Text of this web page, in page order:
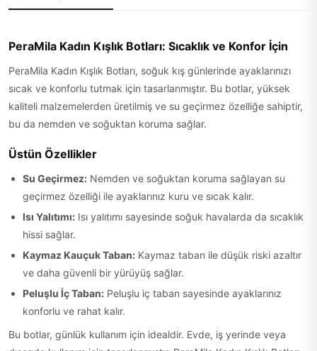
PeraMila Kadın Kışlık Botları: Sıcaklık ve Konfor İçin
PeraMila Kadın Kışlık Botları, soğuk kış günlerinde ayaklarınızı
sıcak ve konforlu tutmak için tasarlanmıştır. Bu botlar, yüksek
kaliteli malzemelerden üretilmiş ve su geçirmez özelliğe sahiptir,
bu da nemden ve soğuktan koruma sağlar.
Üstün Özellikler
Su Geçirmez: Nemden ve soğuktan koruma sağlayan su
geçirmez özelliği ile ayaklarınız kuru ve sıcak kalır.
Isı Yalıtımı: Isı yalıtımı sayesinde soğuk havalarda da sıcaklık
hissi sağlar.
Kaymaz Kauçuk Taban: Kaymaz taban ile düşük riski azaltır
ve daha güvenli bir yürüyüş sağlar.
Peluşlu İç Taban: Peluşlu iç taban sayesinde ayaklarınız
konforlu ve rahat kalır.
Bu botlar, günlük kullanım için idealdir. Evde, iş yerinde veya